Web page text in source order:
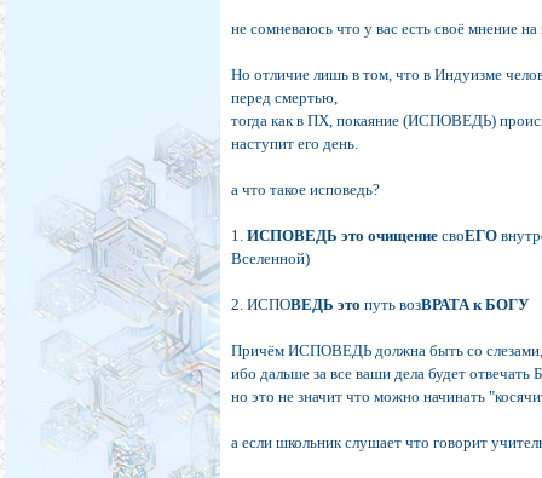
не сомневаюсь что у вас есть своё мнение на
Но отличие лишь в том, что в Индуизме
перед смертью,
тогда как в ПХ, покаяние (ИСПОВЕДЬ)
наступит его день.
а что такое исповедь?
1.ИСПОВЕДЬ это очищение своЕГО
Вселенной)
2. ИСПОВЕДЬ это путь возВРАТА к БОГУ
Причём ИСПОВЕДЬ должна быть со слезами,
ибо дальше за все ваши дела будет отвечать
но это не значит что можно начинать
а если школьник слушает что говорит